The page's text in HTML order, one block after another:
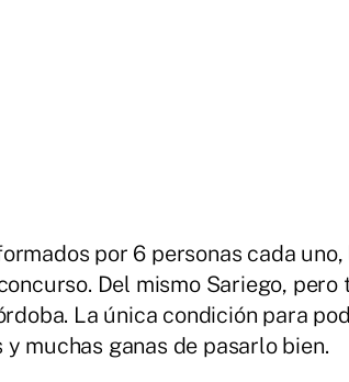
por 6 personas cada uno,
Del mismo Sariego, pero
La única condición para
muchas ganas de pasarlo bien.